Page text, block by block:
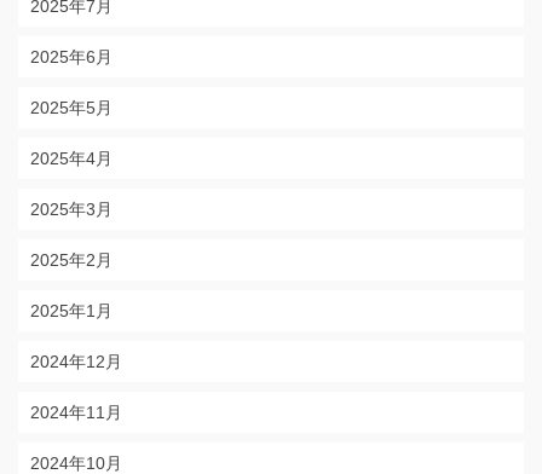
2025年7月
2025年6月
2025年5月
2025年4月
2025年3月
2025年2月
2025年1月
2024年12月
2024年11月
2024年10月